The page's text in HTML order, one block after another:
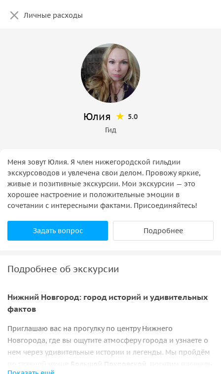
Личные расходы
Юлия
5.0
Гид
Меня зовут Юлия. Я член нижегородской гильдии
экскурсоводов и увлечена свои делом. Провожу яркие,
живые и позитивные экскурсии. Мои экскурсии — это
хорошее настроение и положительные эмоции в
сочетании с интересными фактами. Присоединяйтесь!
Задать вопрос Подробнее
Подробнее об экскурсии
Нижний Новгород: город историй и удивительных
фактов
Приглашаю вас на прогулку по центру Нижнего
Новгорода, где вы ощутите атмосферу города и узнаете о
нем через удивительные истории и легенды. Мы пройдём